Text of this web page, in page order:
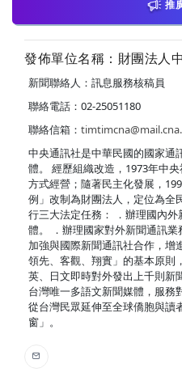
推
發佈單位名稱：財團法人
新聞聯絡人：訊息服務核稿員
聯絡電話：02-25051180
聯絡信箱：
中央通訊社是中華民國的國家通
體。 經歷組織改造，1973年中
方式經營；隨著民主化發展，
例」改制為財團法人，定位為全
行三大法定任務： ．辦理國內
體。 ．辦理國家對外新聞通訊業
加強與國際新聞通訊社合作，增
領先、客觀、翔實」的基本原則
英、日文即時對外發出上千則新
台灣唯一多語文新聞媒體，服務
從台灣民眾延伸至全球僑胞與讀
窗」。